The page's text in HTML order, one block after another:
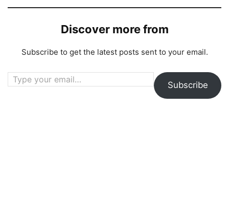
Discover more from
Subscribe to get the latest posts sent to your email.
Type your email…
Subscribe